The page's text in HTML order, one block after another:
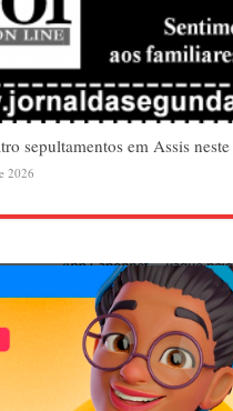
sepultamentos em Assis
2026